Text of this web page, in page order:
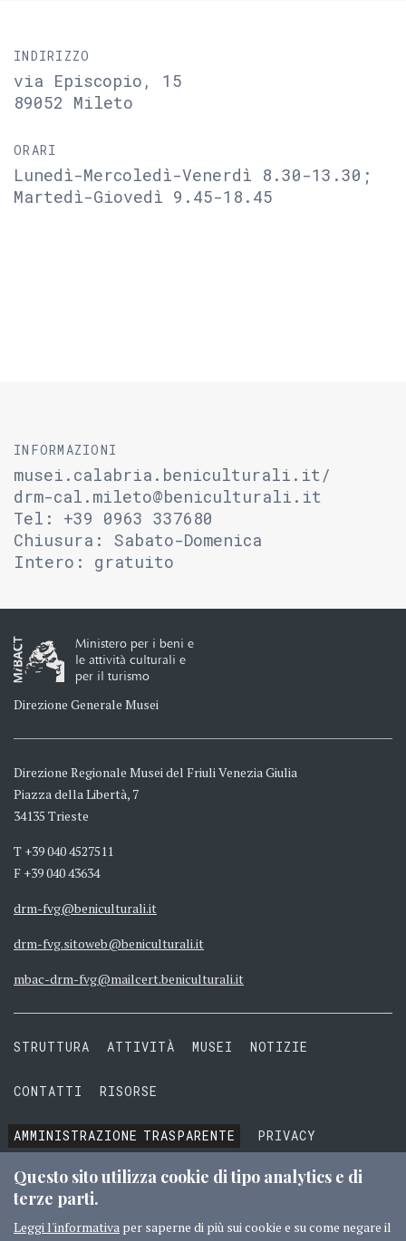
INDIRIZZO
via Episcopio, 15
89052 Mileto
ORARI
Lunedì-Mercoledì-Venerdì 8.30-13.30;
Martedì-Giovedì 9.45-18.45
INFORMAZIONI
musei.calabria.beniculturali.it/
drm-cal.mileto@beniculturali.it
Tel: +39 0963 337680
Chiusura: Sabato-Domenica
Intero: gratuito
Ministero per i beni e
le attività culturali e
per il turismo
Direzione Generale Musei
Direzione Regionale Musei del Friuli Venezia Giulia
Piazza della Libertà, 7
34135 Trieste
T +39 040 4527511
F +39 040 43634
drm-fvg@beniculturali.it
drm-fvg.sitoweb@beniculturali.it
mbac-drm-fvg@mailcert.beniculturali.it
STRUTTURA ATTIVITÀ MUSEI NOTIZIE
CONTATTI RISORSE
AMMINISTRAZIONE TRASPARENTE
PRIVACY
COOKIE
TERMINI E CONDIZIONI
Questo sito utilizza cookie di tipo analytics e di
terze parti.
Leggi l'informativa per saperne di più sui cookie e su come negare il